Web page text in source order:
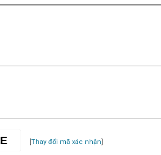
[Thay đổi mã xác nhận]